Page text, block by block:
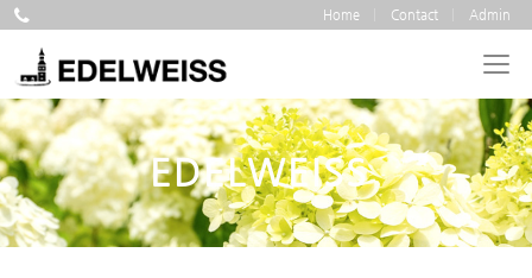
Home Contact Admin
EDELWEISS